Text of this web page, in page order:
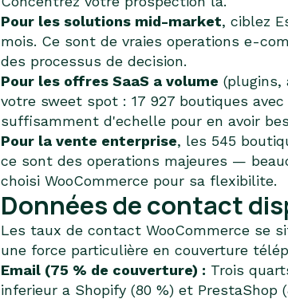
Pour les solutions mid-market, ciblez
mois. Ce sont de vraies operations e-
des processus de decision.
Pour les offres SaaS a volume (plugins,
votre sweet spot : 17 927 boutiques
suffisamment d'echelle pour en avoir
Pour la vente enterprise, les 545
ce sont des operations majeures —
choisi WooCommerce pour sa flexibilite.
Données de contact
Les taux de contact WooCommerce se
une force particulière en couverture
Email (75 % de couverture) : Trois
inferieur a Shopify (80 %) et